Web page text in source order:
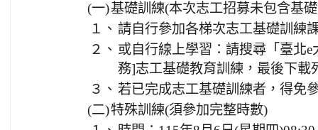
(一)基礎訓練(本次志工招募未包含基
１、 請自行參加各梯次志工基礎訓練
２、 或自行線上學習：請搜尋「臺北
務]志工基礎教育訓練，最後下載
３、 若已完成志工基礎訓練者，得免
(二)特殊訓練(須參加完整時數)